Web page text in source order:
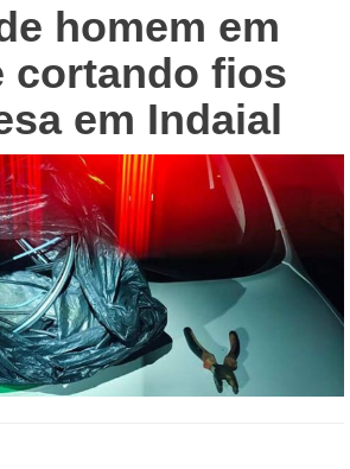
homem em
cortando fios
em Indaial